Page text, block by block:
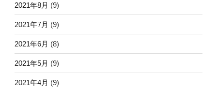
2021年8月 (9)
2021年7月 (9)
2021年6月 (8)
2021年5月 (9)
2021年4月 (9)